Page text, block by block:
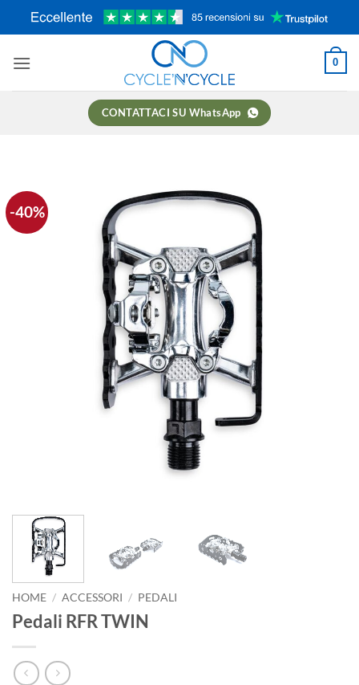
0
CONTATTACI SU WhatsApp
-40%
HOME / ACCESSORI / PEDALI
Pedali RFR TWIN